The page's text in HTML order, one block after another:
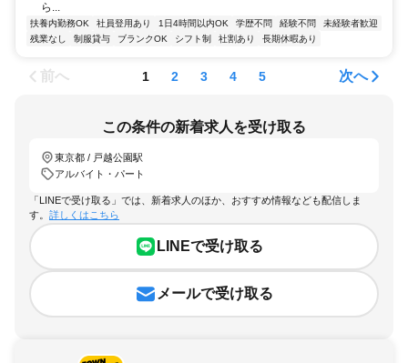
ら...
扶養内勤務OK 社員登用あり 1日4時間以内OK 学歴不問 経験不問
未経験者歓迎
残業なし
制服貸与 ブランクOK シフト制 社割あり 長期休暇あり
前へ 1 2 3 4 5 次へ
この条件の新着求人を受け取る
東京都 / 戸越公園駅
アルバイト・パート
「LINEで受け取る」では、新着求人のほか、おすすめ情報なども配信しま
す。 詳しくはこちら
LINEで受け取る
メールで受け取る